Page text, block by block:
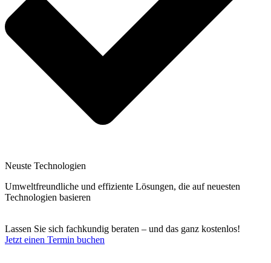
Neuste Technologien
Umweltfreundliche und effiziente Lösungen, die auf neuesten
Technologien basieren
Lassen Sie sich fachkundig beraten – und das ganz kostenlos!
Jetzt einen Termin buchen